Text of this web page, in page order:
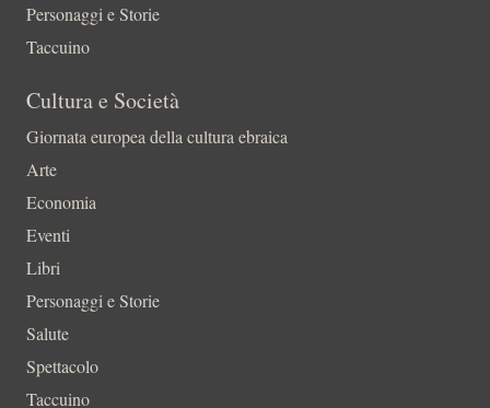
Personaggi e Storie
Taccuino
Cultura e Società
Giornata europea della cultura ebraica
Arte
Economia
Eventi
Libri
Personaggi e Storie
Salute
Spettacolo
Taccuino